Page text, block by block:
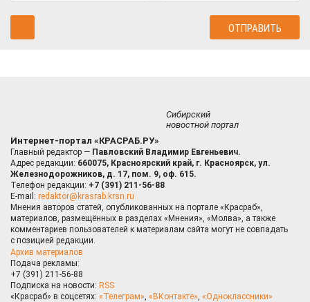
Сибирский
новостной портал
Интернет-портал «КРАСРАБ.РУ»
Главный редактор — Павловский Владимир Евгеньевич.
Адрес редакции: 660075, Красноярский край, г. Красноярск, ул.
Железнодорожников, д. 17, пом. 9, оф. 615.
Телефон редакции: +7 (391) 211-56-88
E-mail: redaktor@krasrab.krsn.ru
Мнения авторов статей, опубликованных на портале «Красраб»,
материалов, размещённых в разделах «Мнения», «Молва», а также
комментариев пользователей к материалам сайта могут не совпадать
с позицией редакции.
Архив материалов
Подача рекламы:
+7 (391) 211-56-88
Подписка на новости: RSS
«Красраб» в соцсетях: «Телеграм», «ВКонтакте», «Одноклассники»